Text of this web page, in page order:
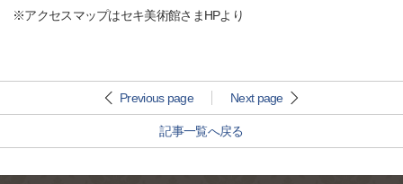
※アクセスマップはセキ美術館さまHPより
Previous page Next page
記事一覧へ戻る